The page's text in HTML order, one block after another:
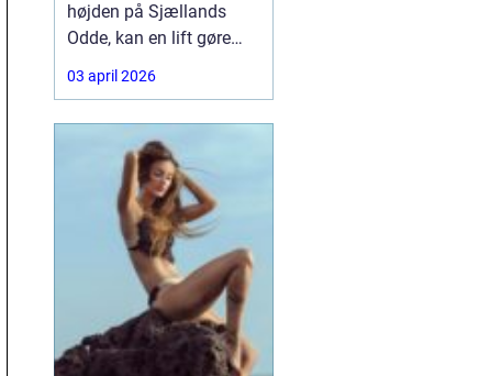
højden på Sjællands
Odde, kan en lift gøre
forskellen på en
besværlig og en
Hvad enten du skal
beskære træer, male
gavl, reparere tagrender
eller sætte nye skilte op,
03 april 2026